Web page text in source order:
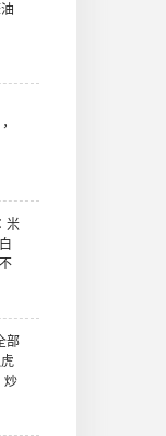
米
部
炒